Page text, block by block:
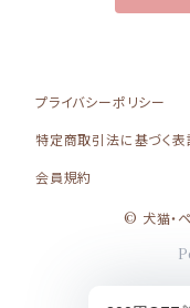
からだ想い(リリーズキッ
Bailey+Co（ベイリーコー）
SILKFULL(シルクフル)
プライバシーポリシー
特定商取引法に基づく表
会員規約
© 犬猫・